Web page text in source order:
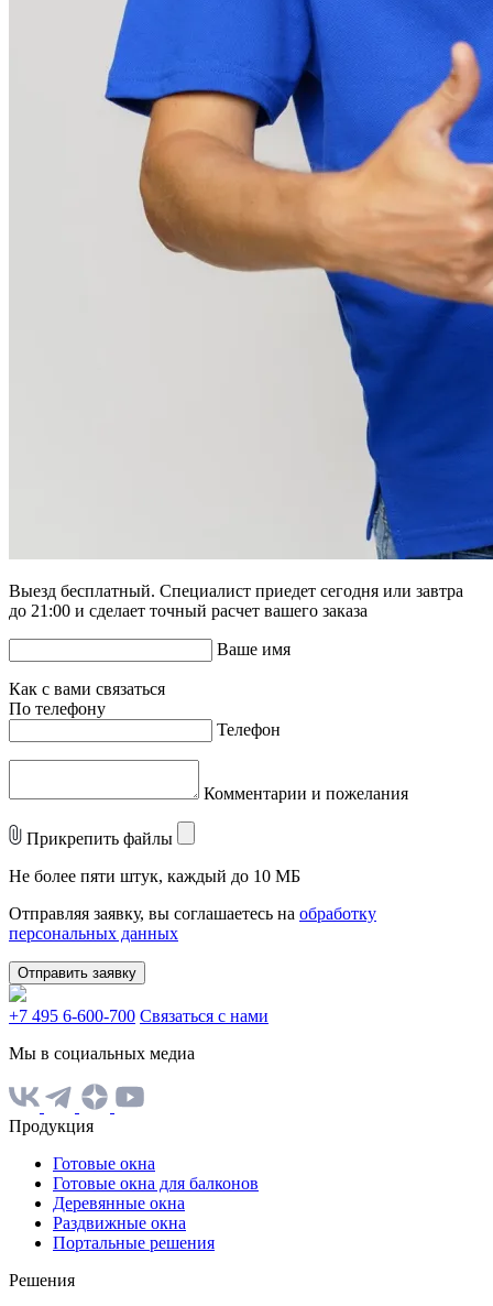
Выезд бесплатный. Специалист приедет сегодня или завтра
до 21:00 и сделает точный расчет вашего заказа
Ваше имя
Как с вами связаться
По телефону
Телефон
Комментарии и пожелания
Прикрепить файлы
Не более пяти штук, каждый до 10 МБ
Отправляя заявку, вы соглашаетесь на обработку
персональных данных
Отправить заявку
+7 495 6-600-700 Связаться с нами
Мы в социальных медиа
Продукция
Готовые окна
Готовые окна для балконов
Деревянные окна
Раздвижные окна
Портальные решения
Решения